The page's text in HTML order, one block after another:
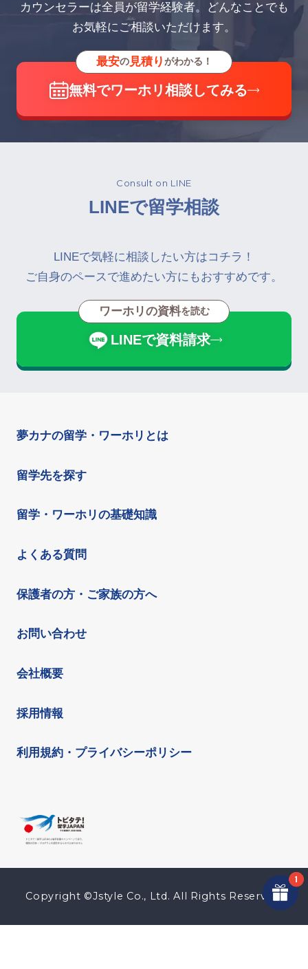
カウンセラーは全員が留学経験者。どんなことでも
お気軽にご相談いただけます。
最安の見積りがわかる！
無料でワーホリ相談してみる
Consult on LINE
LINEで留学相談
LINEで気軽に相談したい方はコチラ！
ご自身のペースで進めたい方にもおすすめです。
ワーホリの資料を読む
LINEで資料請求
夢カナの留学・ワーホリとは
留学先を探す
留学・ワーホリの基礎知識
よくある質問
保護者の方・ご家族の方へ
お問い合わせ
会社概要
採用情報
利用規約・プライバシーポリシー
Copyright ©Jstyle Co., Ltd. All Rights Reserved.